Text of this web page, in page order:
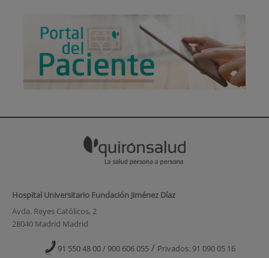
Hospital Universitario Fundación Jiménez Díaz
Avda. Reyes Católicos, 2
28040 Madrid Madrid
91 550 48 00 / 900 606 055 / Privados: 91 090 05 16